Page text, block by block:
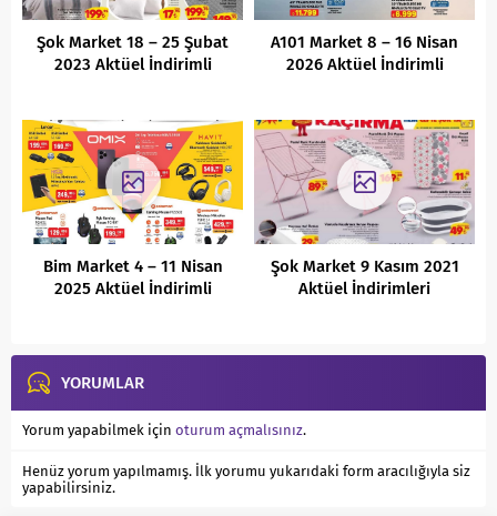
Şok Market 18 – 25 Şubat
2023 Aktüel İndirimli
A101 Market 8 – 16 Nisan
2026 Aktüel İndirimli
Bim Market 4 – 11 Nisan
2025 Aktüel İndirimli
Şok Market 9 Kasım 2021
Aktüel İndirimleri
YORUMLAR
Yorum yapabilmek için oturum açmalısınız.
Henüz yorum yapılmamış. İlk yorumu yukarıdaki form aracılığıyla siz
yapabilirsiniz.